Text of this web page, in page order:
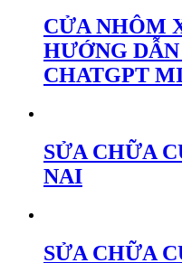
CỬA NHÔM
HƯỚNG
CHATGPT
SỬA CHỮA
NAI
SỬA CHỮA